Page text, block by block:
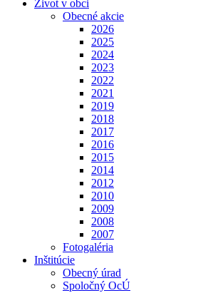
Život v obci
Obecné akcie
2026
2025
2024
2023
2022
2021
2019
2018
2017
2016
2015
2014
2012
2010
2009
2008
2007
Fotogaléria
Inštitúcie
Obecný úrad
Spoločný OcÚ